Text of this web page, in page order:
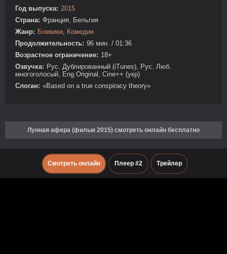
Год выпуска: 2015
Страна: Франция, Бельгия
Жанр: Боевики
Комедии
Продолжительность: 96 мин. / 01:36
Возрастное ограничение: 18+
Озвучка: Рус. Дублированный (iTunes), Рус. Люб.
многоголосый, Eng.Original, Cine++ (укр)
Слоган: «Based on a true conspiracy theory»
Лунная афера (фильм 2015) смотреть онлайн бесплатно
Смотреть онлайн Плеер #2 Трейлер